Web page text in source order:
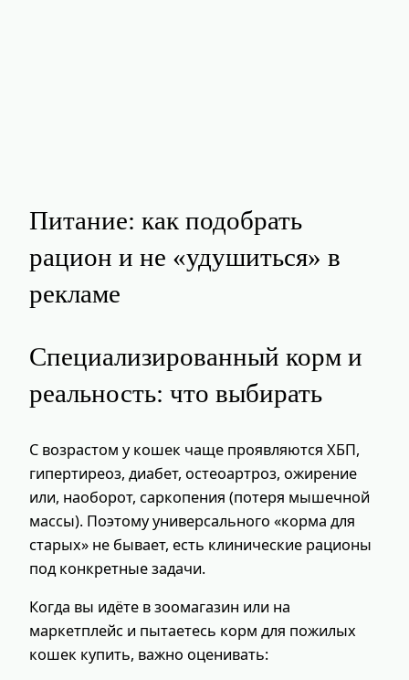
Питание: как подобрать
рацион и не «удушиться» в
рекламе
Специализированный корм и
реальность: что выбирать
С возрастом у кошек чаще проявляются ХБП,
гипертиреоз, диабет, остеоартроз, ожирение
или, наоборот, саркопения (потеря мышечной
массы). Поэтому универсального «корма для
старых» не бывает, есть клинические рационы
под конкретные задачи.
Когда вы идёте в зоомагазин или на
маркетплейс и пытаетесь корм для пожилых
кошек купить, важно оценивать: